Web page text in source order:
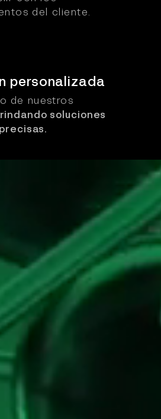
del cliente.
personalizada
de nuestros
soluciones